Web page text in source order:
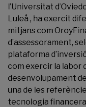
l’Universitat
Luleå , ha exercit
mitjans com
d’assessorament,
plataforma
com exercir la labor
desenvolupament
una de les
tecnologia